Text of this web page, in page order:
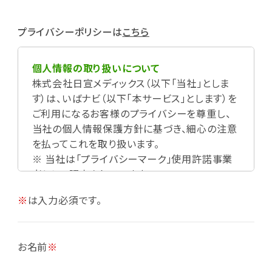
プライバシーポリシーはこちら
個人情報の取り扱いについて
株式会社日宣メディックス（以下「当社」としま
す）は、いばナビ（以下「本サービス」とします）を
ご利用になるお客様のプライバシーを尊重し、
当社の個人情報保護方針に基づき、細心の注意
を払ってこれを取り扱います。
※ 当社は「プライバシーマーク」使用許諾事業
者として認定されています。
※は入力必須です。
お名前※